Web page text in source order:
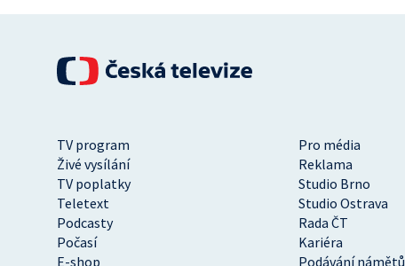
TV program
Pro média
Živé vysílání
Reklama
TV poplatky
Studio Brno
Teletext
Studio Ostrava
Podcasty
Rada ČT
Počasí
Kariéra
E-shop
Podávání námětů